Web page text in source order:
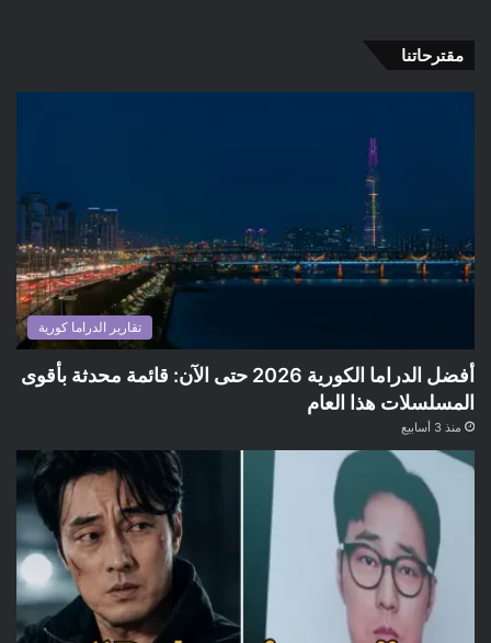
مقترحاتنا
تقارير الدراما كورية
أفضل الدراما الكورية 2026 حتى الآن: قائمة محدثة بأقوى
المسلسلات هذا العام
منذ 3 أسابيع